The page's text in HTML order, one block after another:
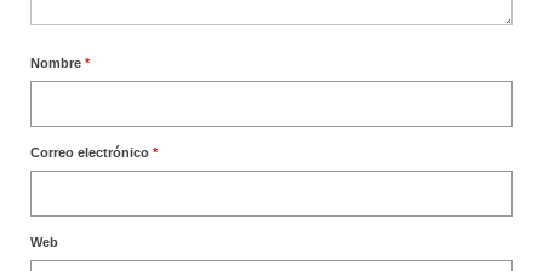
Nombre *
Correo electrónico *
Web